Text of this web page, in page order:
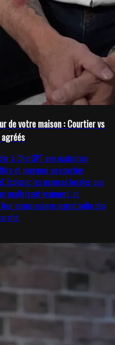
de votre maison : Courtier vs
à ChatGPT une évaluation
et pourquoi un courtier
Explorez les nuances locales que
maîtrisent vraiment, et
connaissance approfondie des